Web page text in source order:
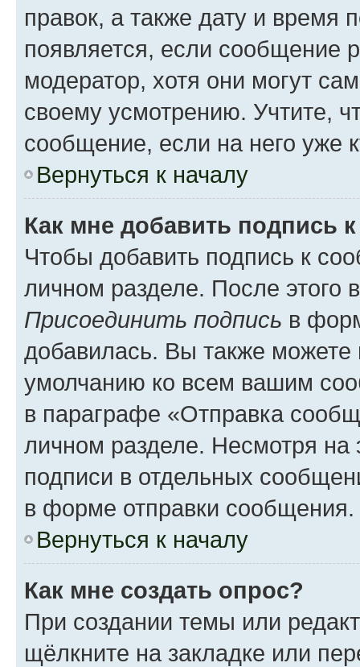
правок, а также дату и время
появляется, если сообщение
модератор, хотя они могут
своему усмотрению. Учтите,
сообщение, если на него уже
Вернуться к началу
Как мне добавить подпись
Чтобы добавить подпись к
личном разделе. После этого
Присоединить подпись в
добавилась. Вы также можете
умолчанию ко всем вашим
в параграфе «Отправка
личном разделе. Несмотря на
подписи в отдельных
в форме отправки сообщения.
Вернуться к началу
Как мне создать опрос?
При создании темы или
щёлкните на закладке или